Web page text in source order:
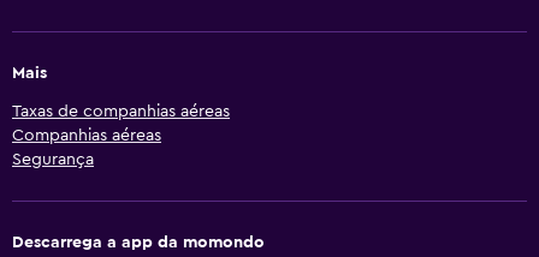
Mais
Taxas de companhias aéreas
Companhias aéreas
Segurança
Descarrega a app da momondo